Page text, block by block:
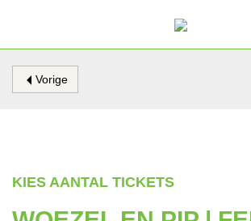
Vorige
KIES AANTAL TICKETS